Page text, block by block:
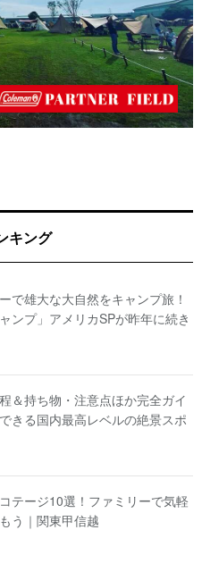
キング
で雄大な大自然をキャンプ旅！
ンプ」アメリカSPが昨年に続き
＆持ち物・注意点ほか完全ガイ
きる国内最高レベルの絶景スポ
テージ10選！ファミリーで気軽
う｜関東甲信越